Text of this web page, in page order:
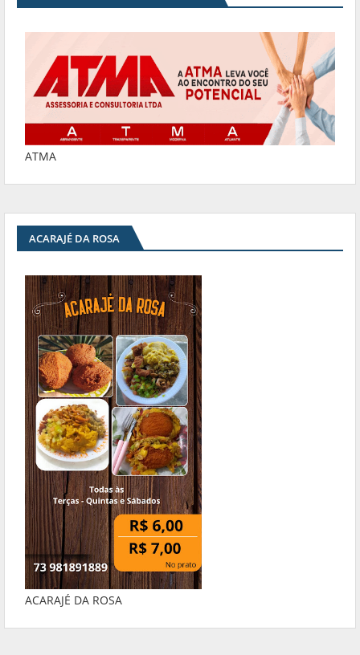
ATMA
ACARAJÉ DA ROSA
ACARAJÉ DA ROSA